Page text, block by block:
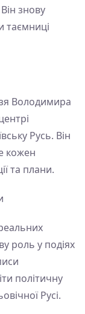
знову
таємниці
Володимира
Русь. Він
кожен
та плани.
роль у подіях
політичну
Русі.